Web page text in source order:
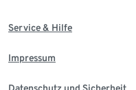
Service & Hilfe
Impressum